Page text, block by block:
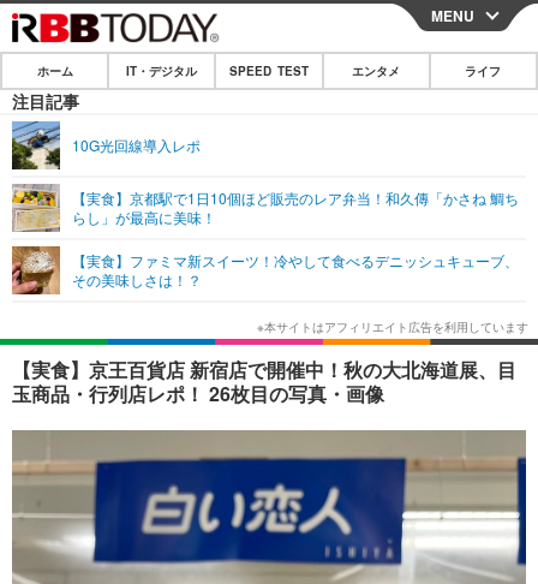
CLOSE
ホーム
IT・デジタル
ネタ
ショッピング その他
SPEED TEST
エンタメ
エンタメTOP
韓国・芸能
音楽 スポーツ
ショッピング その他
ライフ
ライフTOP グルメ
ペット ショッピング
その他
リリース一覧
プッシュ通知の停止方法
MENU
ホーム IT・デジタル SPEED TEST エンタメ ライフ
注目記事
10G光回線導入レポ
【実食】京都駅で1日10個ほど販売のレア弁当！和久傳「かさね 鯛ち
らし」が最高に美味！
【実食】ファミマ新スイーツ！冷やして食べるデニッシュキューブ、
その美味しさは！？
【実食】京王百貨店 新宿店で開催中！秋の大北海道展、目
玉商品・行列店レポ！ 26枚目の写真・画像